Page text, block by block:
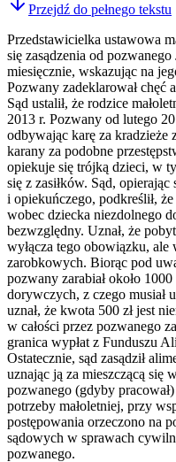
Przejdź do pełnego tekstu
Przedstawicielka ustawowa
się zasądzenia od
miesięcznie, wskazując na
Pozwany zadeklarował chęć
Sąd ustalił, że rodzice
2013 r. Pozwany od lutego
odbywając karę za kradzieże
karany za podobne
opiekuje się trójką dzieci, w
się z zasiłków. Sąd,
i opiekuńczego, podkreślił,
wobec dziecka niezdolnego
bezwzględny. Uznał, że
wyłącza tego obowiązku, ale
zarobkowych. Biorąc pod
pozwany zarabiał około
dorywczych, z czego musiał
uznał, że kwota 500 zł jest
w całości przez pozwanego
granica wypłat z Funduszu
Ostatecznie, sąd zasądził
uznając ją za mieszczącą się
pozwanego (gdyby
potrzeby małoletniej, przy
postępowania orzeczono na
sądowych w sprawach
pozwanego.